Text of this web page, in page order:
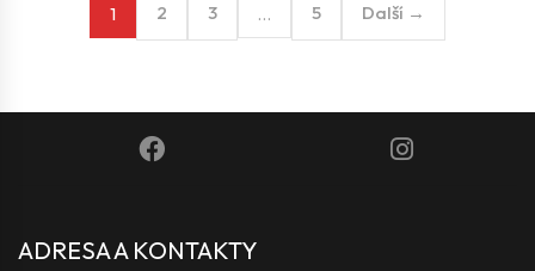
1 2 3 … 5 Další →
ADRESA A KONTAKTY